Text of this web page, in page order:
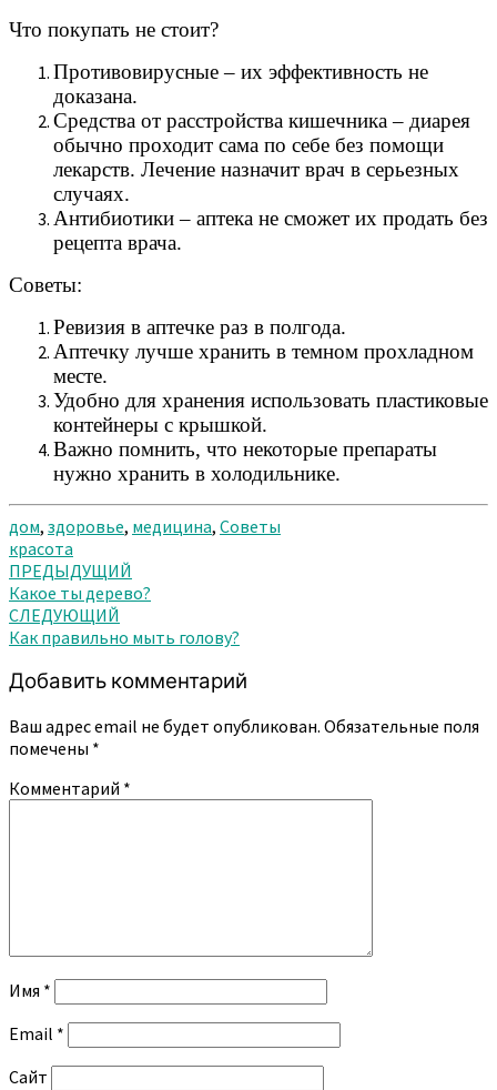
Что покупать не стоит?
Противовирусные – их эффективность не
доказана.
Средства от расстройства кишечника – диарея
обычно проходит сама по себе без помощи
лекарств. Лечение назначит врач в серьезных
случаях.
Антибиотики – аптека не сможет их продать без
рецепта врача.
Советы:
Ревизия в аптечке раз в полгода.
Аптечку лучше хранить в темном прохладном
месте.
Удобно для хранения использовать пластиковые
контейнеры с крышкой.
Важно помнить, что некоторые препараты
нужно хранить в холодильнике.
дом, здоровье, медицина, Советы
красота
Навигация
по
записям
ПРЕДЫДУЩИЙ
Какое ты дерево?
СЛЕДУЮЩИЙ
Как правильно мыть голову?
Добавить комментарий
Ваш адрес email не будет опубликован. Обязательные поля
помечены *
Комментарий *
Имя *
Email *
Сайт